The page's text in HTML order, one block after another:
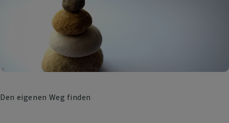
Den eigenen Weg finden